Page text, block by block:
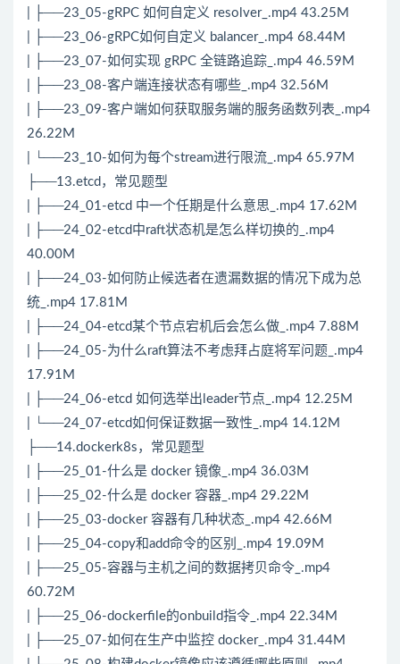
| ├──23_05-gRPC 如何自定义 resolver_.mp4 43.25M
| ├──23_06-gRPC如何自定义 balancer_.mp4 68.44M
| ├──23_07-如何实现 gRPC 全链路追踪_.mp4 46.59M
| ├──23_08-客户端连接状态有哪些_.mp4 32.56M
| ├──23_09-客户端如何获取服务端的服务函数列表_.mp4
26.22M
| └──23_10-如何为每个stream进行限流_.mp4 65.97M
├──13.etcd，常见题型
| ├──24_01-etcd 中一个任期是什么意思_.mp4 17.62M
| ├──24_02-etcd中raft状态机是怎么样切换的_.mp4
40.00M
| ├──24_03-如何防止候选者在遗漏数据的情况下成为总
统_.mp4 17.81M
| ├──24_04-etcd某个节点宕机后会怎么做_.mp4 7.88M
| ├──24_05-为什么raft算法不考虑拜占庭将军问题_.mp4
17.91M
| ├──24_06-etcd 如何选举出leader节点_.mp4 12.25M
| └──24_07-etcd如何保证数据一致性_.mp4 14.12M
├──14.dockerk8s，常见题型
| ├──25_01-什么是 docker 镜像_.mp4 36.03M
| ├──25_02-什么是 docker 容器_.mp4 29.22M
| ├──25_03-docker 容器有几种状态_.mp4 42.66M
| ├──25_04-copy和add命令的区别_.mp4 19.09M
| ├──25_05-容器与主机之间的数据拷贝命令_.mp4
60.72M
| ├──25_06-dockerfile的onbuild指令_.mp4 22.34M
| ├──25_07-如何在生产中监控 docker_.mp4 31.44M